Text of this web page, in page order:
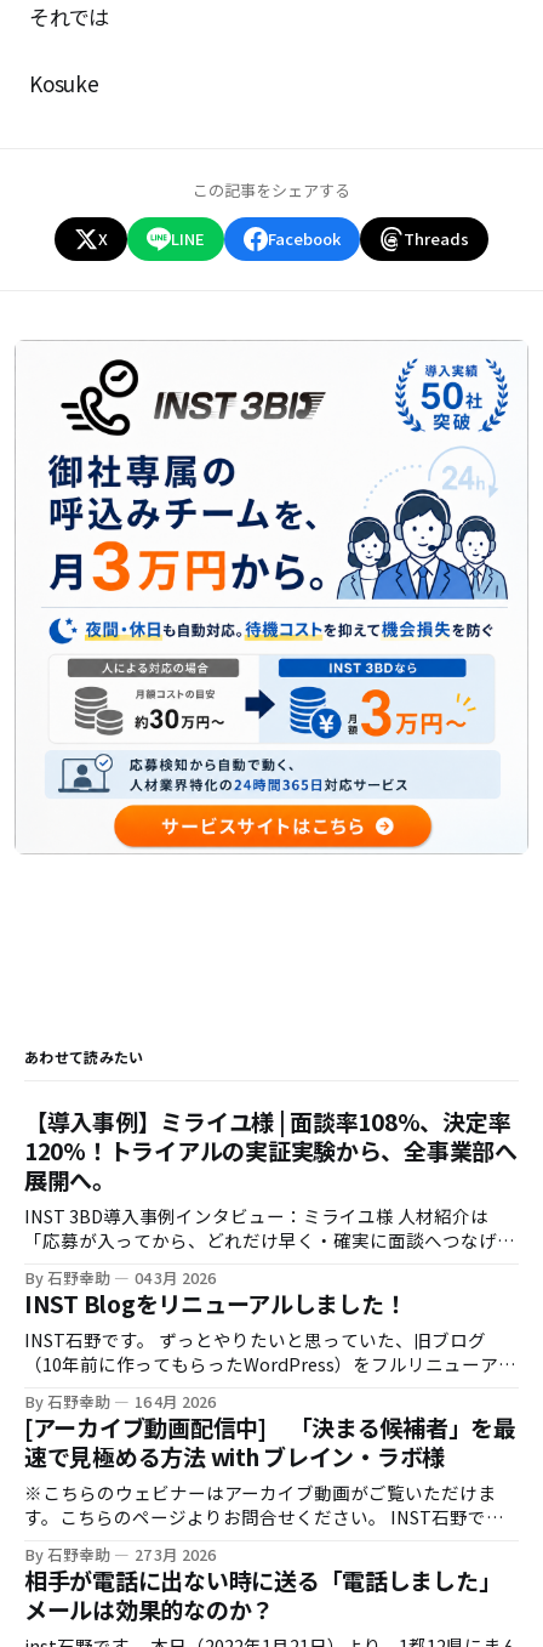
それでは
Kosuke
この記事をシェアする
X LINE Facebook Threads
あわせて読みたい
【導入事例】ミライユ様 | 面談率108%、決定率
120%！トライアルの実証実験から、全事業部へ
展開へ。
INST 3BD導入事例インタビュー：ミライユ様 人材紹介は
「応募が入ってから、どれだけ早く・確実に面談へつなげら
れるか」で成果が大きく変わります。一方で、時間外応募へ
の即時対応や、架電の追いかけ業務は現場負荷が高く、運用
の属人化も起きがちです。 今回は株式会社ミライユ様に、
INST 3BDのトライアル導入（実証実験）から、効果検証を
経て利用範囲を拡大するに至った経緯を伺いました。 お話を
ー：株式会社INST 石野 導入の背景：時間外応募対応と、
現場の架電負荷 石野：まず、INST 3BD導入前に感じていた
課題感を教えてください。 鈴木様：人材紹介の現場だと、応
募が入っても連絡がつかないケースが一定数あります。繋が
るまで追いかけ架電をするので、どうしても繋がりづらいか
たがリストに残っていくため、工数がかかってしまいます。
一方で、タイミングよく繋がった人は意向が高いので、そこ
を確実に面談につなげたい、というのが大きいですね。 実証
実験：3BDを使うチーム／使わないチームで比較 ミライユ様
では、INST
By 石野幸助 04 3月 2026
INST Blogをリニューアルしました！
INST石野です。 ずっとやりたいと思っていた、旧ブログ
（10年前に作ってもらったWordPress）をフルリニューアル
しました。しかもひとりで。 リニューアルの背景 御存知の
通り、INSTは創業すぐに僕がこのブログを書き始めて、それ
をほとんどの集客源に法人顧客の開拓を進めてきました。 そ
の昔は炎上したり、バズったりと色々書いていたのですが、
AIの登場もあって、ブログを書く手が進まなくなり、
Podcastにシフトしたりして色々やっておりました。 AIの登
場でなぜブログを書かなくなったのか？というのは、生成AI
登場以降はネット上のコンテンツの殆どがAIが生成したもの
になってしまい、人間が書いたブログなんて書ける量も決ま
っているし、どんどん埋もれてしまっていくのではないか？
と思ったからです。 本当にブログはもうオワコンなのか？
By 石野幸助 16 4月 2026
[アーカイブ動画配信中] 「決まる候補者」を最
速で見極める方法 with ブレイン・ラボ様
※こちらのウェビナーはアーカイブ動画がご覧いただけま
す。こちらのページよりお問合せください。 INST石野で
のスタートがすぐそこまで迫っております。 新卒社員が入社
しないINSTではありますが、弊社は隠れた子沢山企業でし
て、各家庭2-4名のお子さんがいる関係でこの時期は卒業式
やら入学式、春休みなどで勤務シフトが賑やかになりがちで
By 石野幸助 27 3月 2026
相手が電話に出ない時に送る「電話しました」
メールは効果的なのか？